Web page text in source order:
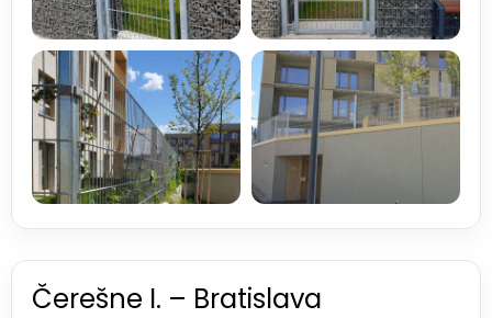
Čerešne I. – Bratislava